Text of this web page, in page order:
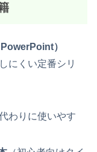
）
にくい定番シリ
わりに使いやす